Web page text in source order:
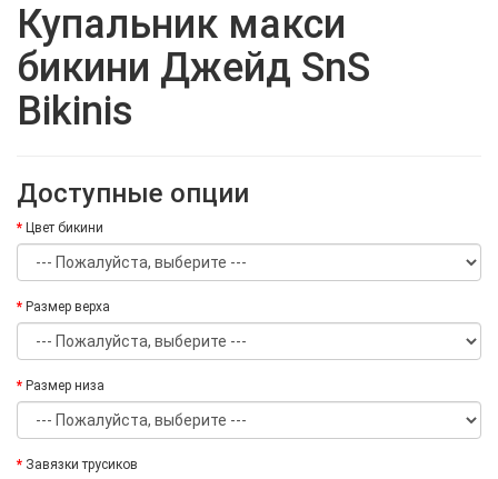
Купальник макси
бикини Джейд SnS
Bikinis
Доступные опции
Цвет бикини
Размер верха
Размер низа
Завязки трусиков